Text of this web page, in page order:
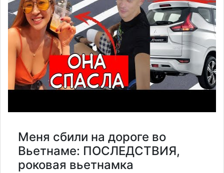
Меня сбили на дороге во
Вьетнаме: ПОСЛЕДСТВИЯ,
роковая вьетнамка